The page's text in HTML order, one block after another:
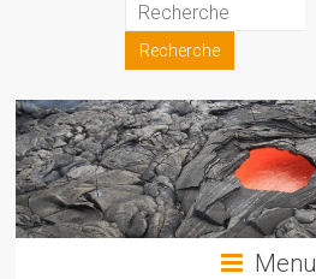
Association
française
pour
l'avancement
des
sciences
Menu